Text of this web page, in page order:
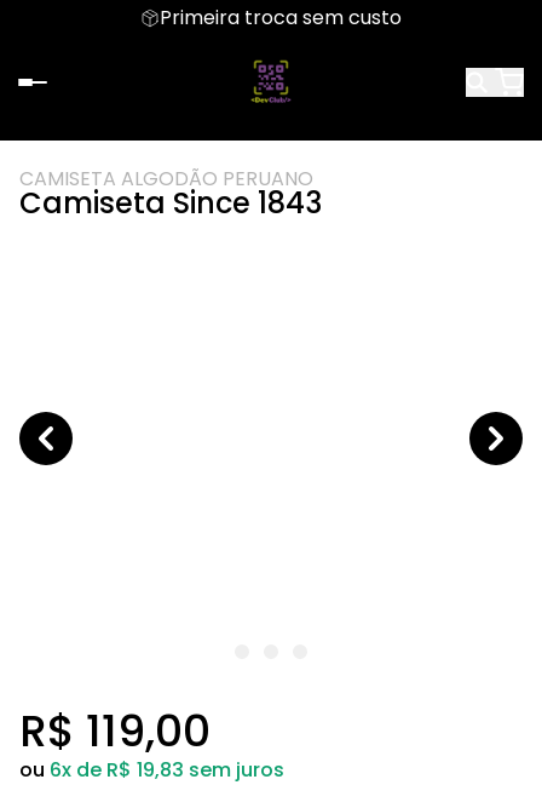
Primeira troca sem custo
CAMISETA ALGODÃO PERUANO
Camiseta Since 1843
R$ 119,00
ou 6x de R$ 19,83 sem juros